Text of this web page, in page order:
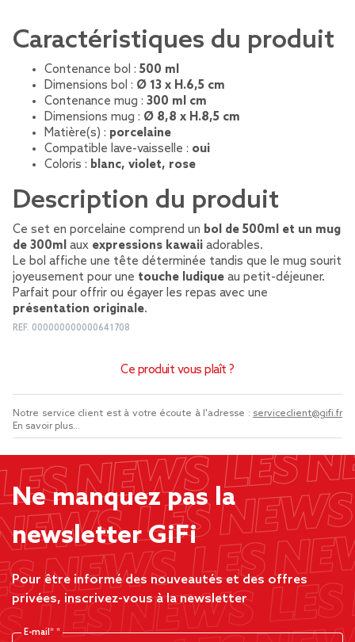
Caractéristiques du produit
Contenance bol : 500 ml
Dimensions bol : Ø 13 x H.6,5 cm
Contenance mug : 300 ml cm
Dimensions mug : Ø 8,8 x H.8,5 cm
Matière(s) : porcelaine
Compatible lave-vaisselle : oui
Coloris : blanc, violet, rose
Description du produit
Ce set en porcelaine comprend un bol de 500ml et un mug
de 300ml aux expressions kawaii adorables.
Le bol affiche une tête déterminée tandis que le mug sourit
joyeusement pour une touche ludique au petit-déjeuner.
Parfait pour offrir ou égayer les repas avec une
présentation originale.
REF. 000000000000641708
Ce produit vous plaît ?
Notre service client est à votre écoute à l'adresse : serviceclient@gifi.fr
En savoir plus...
Ne manquez pas la
newsletter GiFi
Pour être informé des nouveautés et des offres
privées, inscrivez-vous à la newsletter
E-mail*